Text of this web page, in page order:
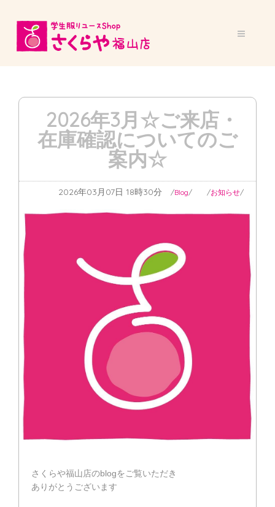
2026年3月☆ご来店・
在庫確認についてのご
案内☆
2026年03月07日 18時30分 Blog お知らせ
さくらや福山店のblogをご覧いただき
ありがとうございます